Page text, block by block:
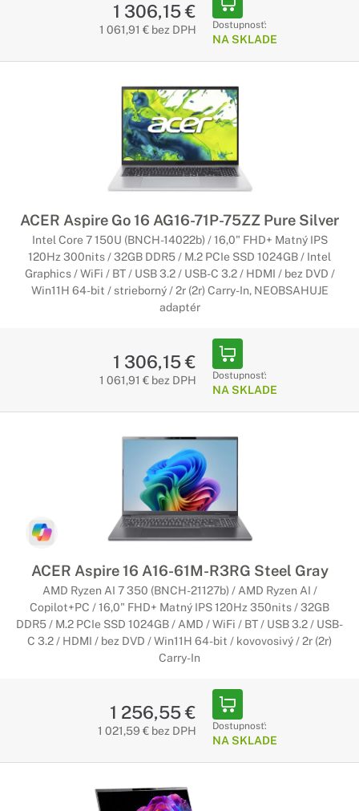
1 306,15 €
1 061,91 € bez DPH Dostupnosť:
NA SKLADE
ACER Aspire Go 16 AG16-71P-75ZZ Pure Silver
Intel Core 7 150U (BNCH-14022b) / 16,0" FHD+ Matný IPS
120Hz 300nits / 32GB DDR5 / M.2 PCIe SSD 1024GB / Intel
Graphics / WiFi / BT / USB 3.2 / USB-C 3.2 / HDMI / bez DVD /
Win11H 64-bit / strieborný / 2r (2r) Carry-In, NEOBSAHUJE
adaptér
1 306,15 €
1 061,91 € bez DPH Dostupnosť:
NA SKLADE
ACER Aspire 16 A16-61M-R3RG Steel Gray
AMD Ryzen AI 7 350 (BNCH-21127b) / AMD Ryzen AI /
Copilot+PC / 16,0" FHD+ Matný IPS 120Hz 350nits / 32GB
DDR5 / M.2 PCIe SSD 1024GB / AMD / WiFi / BT / USB 3.2 / USB-
C 3.2 / HDMI / bez DVD / Win11H 64-bit / kovovosivý / 2r (2r)
Carry-In
1 256,55 €
1 021,59 € bez DPH Dostupnosť:
NA SKLADE